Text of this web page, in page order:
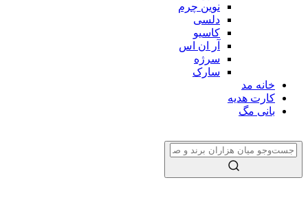
نوین چرم
دلسی
کاسیو
آر ان اس
سرژه
سارک
خانه مد
کارت هدیه
بانی مگ